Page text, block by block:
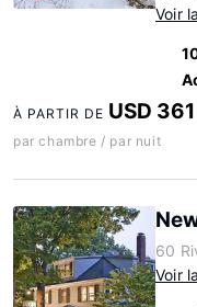
Voir
À PARTIR DE USD 361
par chambre / par nuit
60
Voir